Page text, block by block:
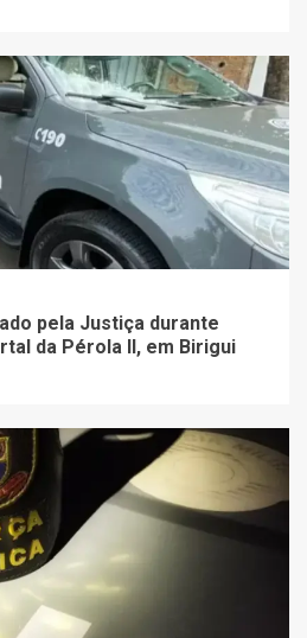
pela Justiça durante
da Pérola ll, em Birigui